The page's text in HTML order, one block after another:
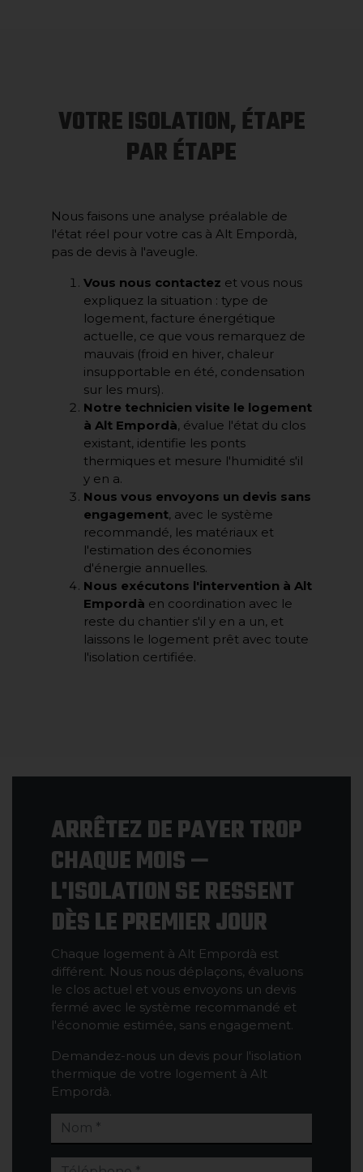
VOTRE ISOLATION, ÉTAPE
PAR ÉTAPE
Nous faisons une analyse préalable de
l'état réel pour votre cas à Alt Empordà,
pas de devis à l'aveugle.
Vous nous contactez et vous nous
expliquez la situation : type de
logement, facture énergétique
actuelle, ce que vous remarquez de
mauvais (froid en hiver, chaleur
insupportable en été, condensation
sur les murs).
Notre technicien visite le logement
à Alt Empordà, évalue l'état du clos
existant, identifie les ponts
thermiques et mesure l'humidité s'il
y en a.
Nous vous envoyons un devis sans
engagement, avec le système
recommandé, les matériaux et
l'estimation des économies
d'énergie annuelles.
Nous exécutons l'intervention à Alt
Empordà en coordination avec le
reste du chantier s'il y en a un, et
laissons le logement prêt avec toute
l'isolation certifiée.
ARRÊTEZ DE PAYER TROP
CHAQUE MOIS —
L'ISOLATION SE RESSENT
DÈS LE PREMIER JOUR
Chaque logement à Alt Empordà est
différent. Nous nous déplaçons, évaluons
le clos actuel et vous envoyons un devis
fermé avec le système recommandé et
l'économie estimée, sans engagement.
Demandez-nous un devis pour l'isolation
thermique de votre logement à Alt
Empordà.